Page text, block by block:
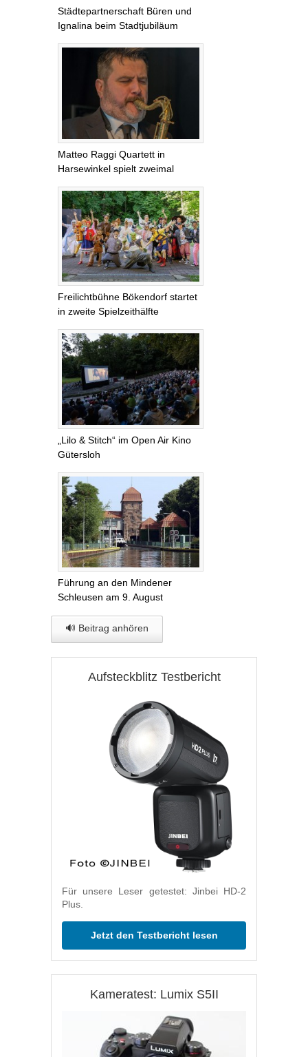
Städtepartnerschaft Büren und
Ignalina beim Stadtjubiläum
Matteo Raggi Quartett in
Harsewinkel spielt zweimal
Freilichtbühne Bökendorf startet
in zweite Spielzeithälfte
„Lilo & Stitch“ im Open Air Kino
Gütersloh
Führung an den Mindener
Schleusen am 9. August
🔊 Beitrag anhören
Aufsteckblitz Testbericht
Für unsere Leser getestet: Jinbei HD-2
Plus.
Jetzt den Testbericht lesen
Kameratest: Lumix S5II